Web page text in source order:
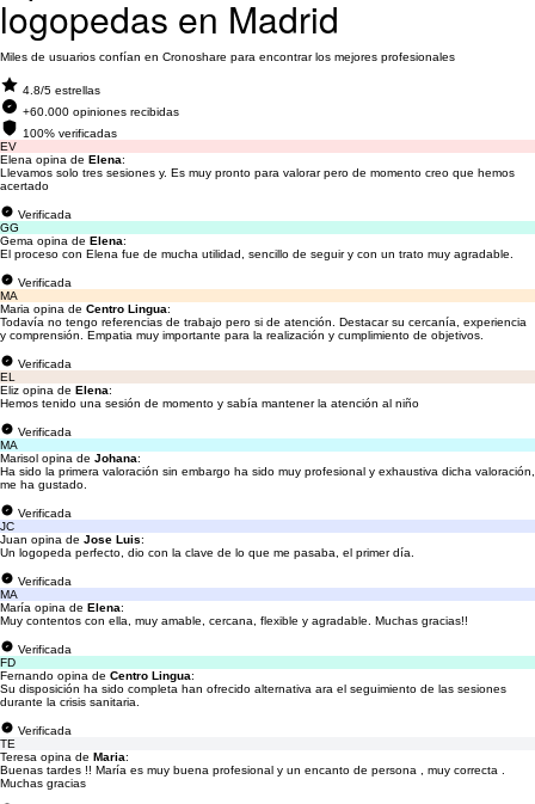
logopedas en Madrid
Miles de usuarios confían en Cronoshare para encontrar los mejores profesionales
4.8/5 estrellas
+60.000 opiniones recibidas
100% verificadas
EV
Elena opina de Elena:
Llevamos solo tres sesiones y. Es muy pronto para valorar pero de momento creo que hemos
acertado
Verificada
GG
Gema opina de Elena:
El proceso con Elena fue de mucha utilidad, sencillo de seguir y con un trato muy agradable.
Verificada
MA
Maria opina de Centro Lingua:
Todavía no tengo referencias de trabajo pero si de atención. Destacar su cercanía, experiencia
y comprensión. Empatia muy importante para la realización y cumplimiento de objetivos.
Verificada
EL
Eliz opina de Elena:
Hemos tenido una sesión de momento y sabía mantener la atención al niño
Verificada
MA
Marisol opina de Johana:
Ha sido la primera valoración sin embargo ha sido muy profesional y exhaustiva dicha valoración,
me ha gustado.
Verificada
JC
Juan opina de Jose Luis:
Un logopeda perfecto, dio con la clave de lo que me pasaba, el primer día.
Verificada
MA
María opina de Elena:
Muy contentos con ella, muy amable, cercana, flexible y agradable. Muchas gracias!!
Verificada
FD
Fernando opina de Centro Lingua:
Su disposición ha sido completa han ofrecido alternativa ara el seguimiento de las sesiones
durante la crisis sanitaria.
Verificada
TE
Teresa opina de Maria:
Buenas tardes !! María es muy buena profesional y un encanto de persona , muy correcta .
Muchas gracias